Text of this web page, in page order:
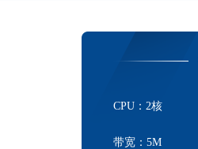
CPU：2核
带宽：5M